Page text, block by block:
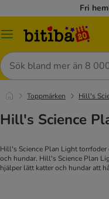
Fri
Meny
Sök
Toppmärken Hill's
Hill's Science
Hill's Science Plan Light
och hundar. Hill's Science Plan
hjälper lätt katter och hundar att